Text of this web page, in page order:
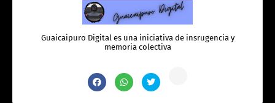
Guaicaipuro Digital es una iniciativa de insrugencia y
memoria colectiva